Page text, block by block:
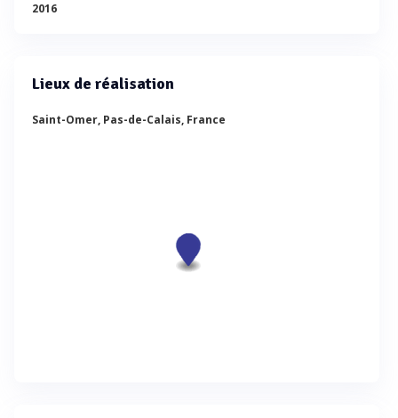
2016
Lieux de réalisation
Saint-Omer, Pas-de-Calais, France